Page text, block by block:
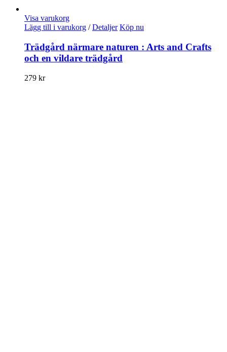
Visa varukorg
Lägg till i varukorg / Detaljer Köp nu
Trädgård närmare naturen : Arts and Crafts
och en vildare trädgård
279 kr